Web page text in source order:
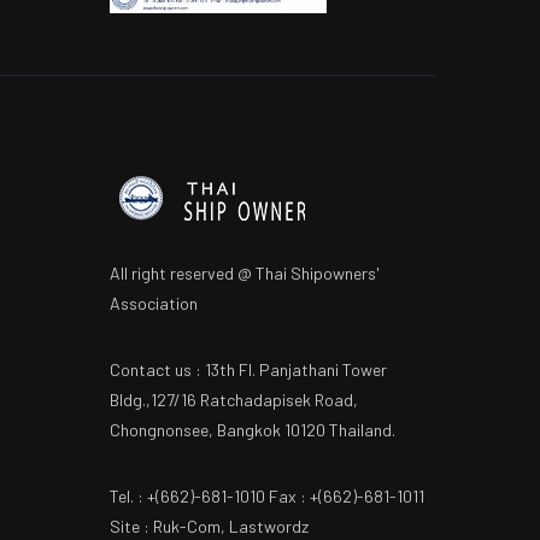
All right reserved @ Thai Shipowners'
Association
Contact us : 13th Fl. Panjathani Tower
Bldg.,127/16 Ratchadapisek Road,
Chongnonsee, Bangkok 10120 Thailand.
Tel. : +(662)-681-1010 Fax : +(662)-681-1011
Site : Ruk-Com, Lastwordz